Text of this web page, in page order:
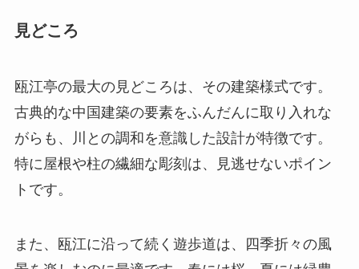
特に屋根や柱の繊細な彫刻は、見逃せないポイン
また、瓯江に沿って続く遊歩道は、四季折々の風
景を楽しむのに最適です。春には桜、夏には緑豊
かな景観、秋には紅葉、そして冬には静かな雪景
色を楽しむことができます。この遊歩道は、訪問